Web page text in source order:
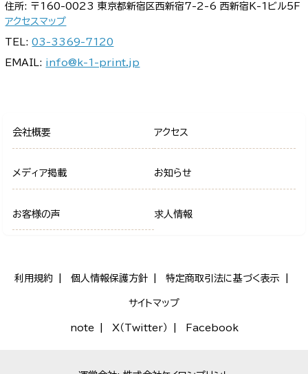
住所: 〒160-0023 東京都新宿区西新宿7-2-6 西新宿K-1ビル5F
アクセスマップ
TEL:03-3369-7120
EMAIL: info@k-1-print.jp
会社概要 アクセス
メディア掲載 お知らせ
お客様の声 求人情報
利用規約 個人情報保護方針 特定商取引法に基づく表示
サイトマップ
note X（Twitter） Facebook